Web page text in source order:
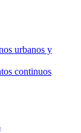
urbanos y
continuos